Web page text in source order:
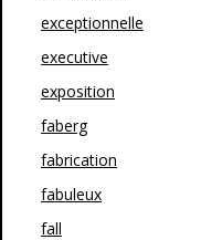
exceptionnelle
executive
exposition
faberg
fabrication
fabuleux
fall